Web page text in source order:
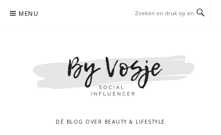
MENU
DÉ BLOG OVER BEAUTY & LIFESTYLE